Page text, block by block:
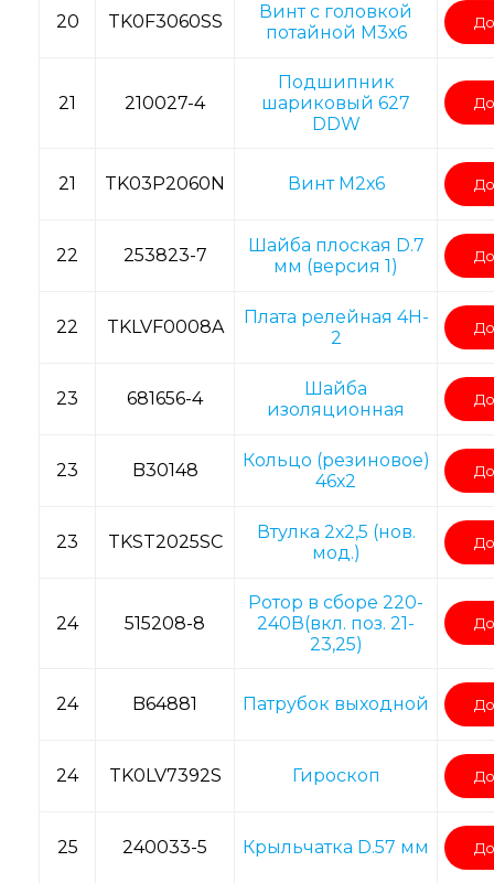
20 TK0F3060SS
Винт с головкой
потайной M3х6
21 210027-4
Подшипник
шариковый 627
DDW
21 TK03P2060N Винт M2х6
22 253823-7
Шайба плоская D.7
мм (версия 1)
22 TKLVF0008A
Плата релейная 4H-
2
23 681656-4
Шайба
изоляционная
23 B30148
Кольцо (резиновое)
46х2
23 TKST2025SC
Втулка 2х2,5 (нов.
мод.)
24 515208-8
Ротор в сборе 220-
240В(вкл. поз. 21-
23,25)
24 B64881 Патрубок выходной
24 TK0LV7392S Гироскоп
25 240033-5 Крыльчатка D.57 мм